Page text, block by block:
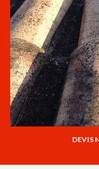
DEVIS